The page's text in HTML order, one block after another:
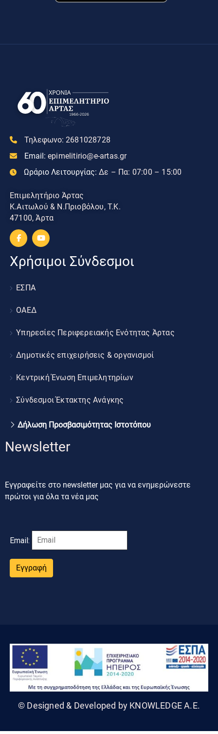
Τηλεφωνο: 2681028728
Email: epimelitirio@e-artas.gr
Ωράριο Λειτουργίας: Δε – Πα: 07:00 – 15:00
Επιμελητήριο Άρτας
Κ.Αιτωλού & Ν.Πριοβόλου, Τ.Κ.
47100, Άρτα
Χρήσιμοι Σύνδεσμοι
ΕΣΠΑ
ΟΑΕΔ
Υπηρεσίες Περιφερειακής Ενότητας Άρτας
Δημοτικές επιχειρήσεις & οργανισμοί
Κεντρική Ένωση Επιμελητηρίων
Σύνδεσμοι Έκτακτης Ανάγκης
Δήλωση Προσβασιμότητας Ιστοτόπου
Newsletter
Εγγραφείτε στο newsletter μας για να ενημερώνεστε
πρώτοι για όλα τα νέα μας
Email:
Εγγραφή
© Designed & Developed by KNOWLEDGE A.E.